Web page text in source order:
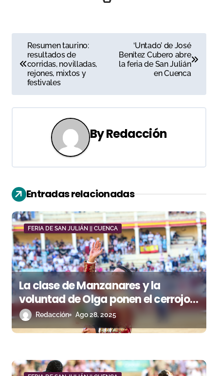
a
e
c
i
ó
n
d
e
e
n
t
a
Resumen taurino:
resultados de
corridas, novilladas,
rejones, mixtos y
festivales
‘Untado’ de José
Benítez Cubero abre
la feria de San Julián
en Cuenca
ByRedacción
Entradas relacionadas
FERIA DE SAN JULIÁN || CUENCA
La clase de Manzanares y la
voluntad de Olga ponen el cerrojo a
San Julián
Redacción Ago 28, 2025